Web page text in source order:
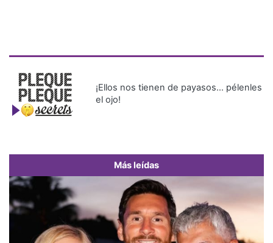
¡Ellos nos tienen de payasos… pélenles
el ojo!
Más leídas